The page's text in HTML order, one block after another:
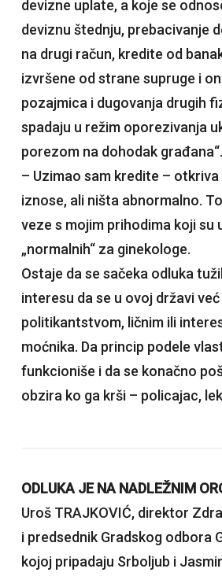
devizne uplate, a koje se
deviznu štednju, prebacivanje
na drugi račun, kredite od
izvršene od strane supruge i
pozajmica i dugovanja drugih
spadaju u režim oporezivanja
porezom na dohodak građana“.
– Uzimao sam kredite – otkriva
iznose, ali ništa abnormalno.
veze s mojim prihodima koji su
„normalnih“ za ginekologe.
Ostaje da se sačeka odluka
interesu da se u ovoj državi
politikantstvom, ličnim ili
moćnika. Da princip podele
funkcioniše i da se konačno
obzira ko ga krši – policajac,
ODLUKA JE NA NADLEŽNIM
Uroš TRAJKOVIĆ, direktor
i predsednik Gradskog odbora
kojoj pripadaju Srboljub i